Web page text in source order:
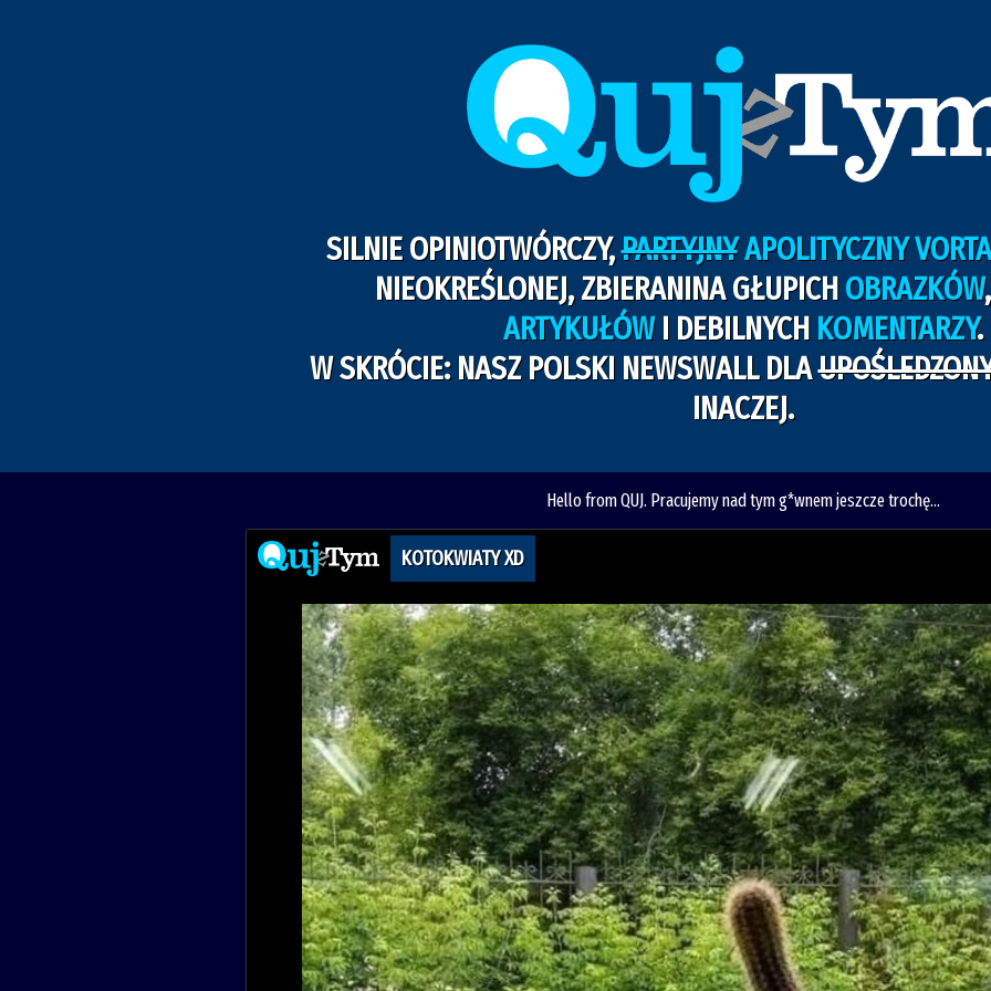
SILNIE OPINIOTWÓRCZY,PARTYJNYAPOLITYCZNY
NIEOKREŚLONEJ, ZBIERANINA GŁUPICHOBRAZKÓW
ARTYKUŁÓWI DEBILNYCHKOMENTARZY.
W SKRÓCIE: NASZ POLSKI NEWSWALL DLA
INACZEJ.
Hello from QUJ. Pracujemy nad tym g*wnem jeszcze trochę...
KOTOKWIATY XD